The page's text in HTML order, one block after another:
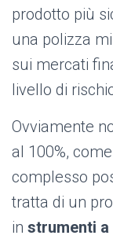
prodotto più
una polizza
sui mercati
livello di
Ovviamente
al 100%,
complesso
tratta di un
in strumenti